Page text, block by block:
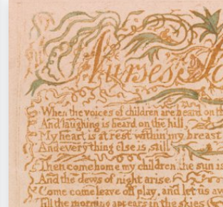
Suchen Sie nach Künstlern, Werktiteln
oder Stilen – z.B. Monet,
Sternennacht, Impressionismus, Welle
Hokusai, Akt.
Beschreiben
Wiese,
Ölgemälde,